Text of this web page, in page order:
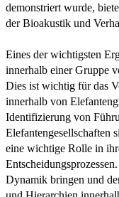
demonstriert wurde,
der Bioakustik und
Eines der wichtigsten
innerhalb einer Gruppe
Dies ist wichtig für das
innerhalb von
Identifizierung von
Elefantengesellschaften
eine wichtige Rolle in
Dynamik bringen und